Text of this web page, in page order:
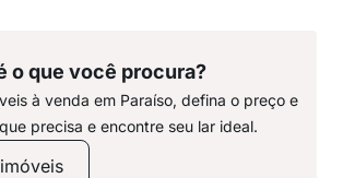
o que você procura?
à venda em Paraíso, defina o preço e
precisa e encontre seu lar ideal.